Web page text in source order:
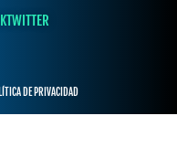
TWITTER
DE PRIVACIDAD